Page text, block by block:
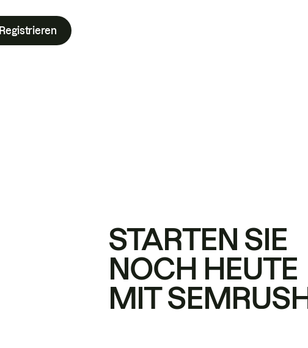
Registrieren
STARTEN SIE
NOCH HEUTE
MIT